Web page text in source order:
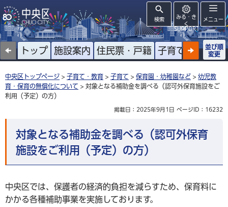
検索
みる・き
く
SUPPORT
メニュー
トップ 施設案内 住民票・戸籍 子育て 高齢者
並び順
変更
中央区トップページ > 子育て・教育 > 子育て > 保育園・幼稚園など > 幼児教
育・保育の無償化について > 対象となる補助金を調べる（認可外保育施設をご
利用（予定）の方）
掲載日：2025年9月1日 ページID：16232
対象となる補助金を調べる（認可外保育
施設をご利用（予定）の方）
中央区では、保護者の経済的負担を減らすため、保育料に
かかる各種補助事業を実施しております。